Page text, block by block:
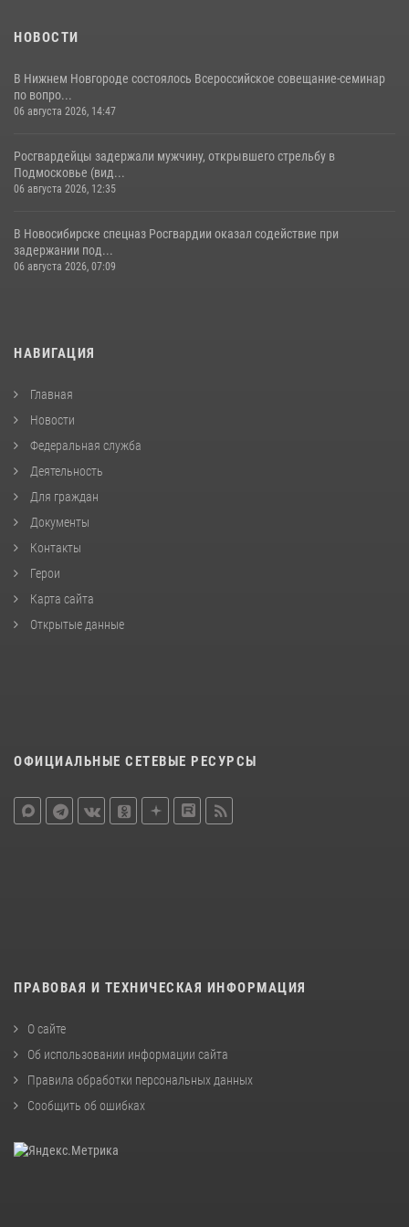
НОВОСТИ
В Нижнем Новгороде состоялось Всероссийское совещание-семинар
по вопро...
06 августа 2026, 14:47
Росгвардейцы задержали мужчину, открывшего стрельбу в
Подмосковье (вид...
06 августа 2026, 12:35
В Новосибирске спецназ Росгвардии оказал содействие при
задержании под...
06 августа 2026, 07:09
НАВИГАЦИЯ
Главная
Новости
Федеральная служба
Деятельность
Для граждан
Документы
Контакты
Герои
Карта сайта
Открытые данные
ОФИЦИАЛЬНЫЕ СЕТЕВЫЕ РЕСУРСЫ
ПРАВОВАЯ И ТЕХНИЧЕСКАЯ ИНФОРМАЦИЯ
О сайте
Об использовании информации сайта
Правила обработки персональных данных
Сообщить об ошибках